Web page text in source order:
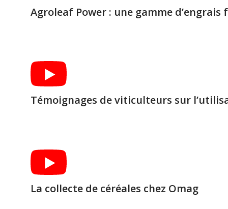
Agroleaf Power : une gamme
Témoignages de viticulteurs sur
La collecte de céréales chez Omag